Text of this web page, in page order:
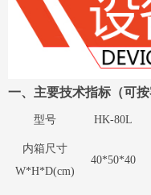
一、 主要技术指标（可按
型号 HK-80L
内箱尺寸
W*H*D(cm)
40*50*40